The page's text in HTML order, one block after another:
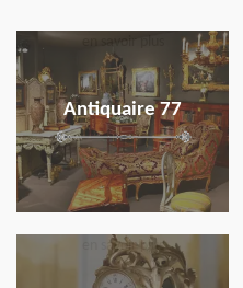
Antiquaire 77
en savoir plus
en savoir plus